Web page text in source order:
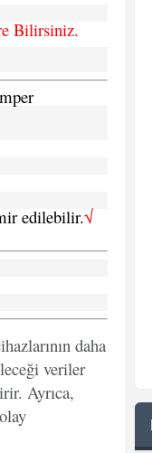
Bilirsiniz.
edilebilir.√
daha
veriler
Ayrıca,